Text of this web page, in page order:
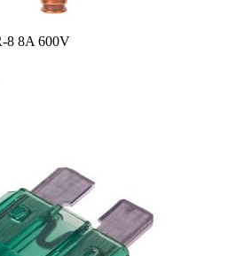
8 8A 600V